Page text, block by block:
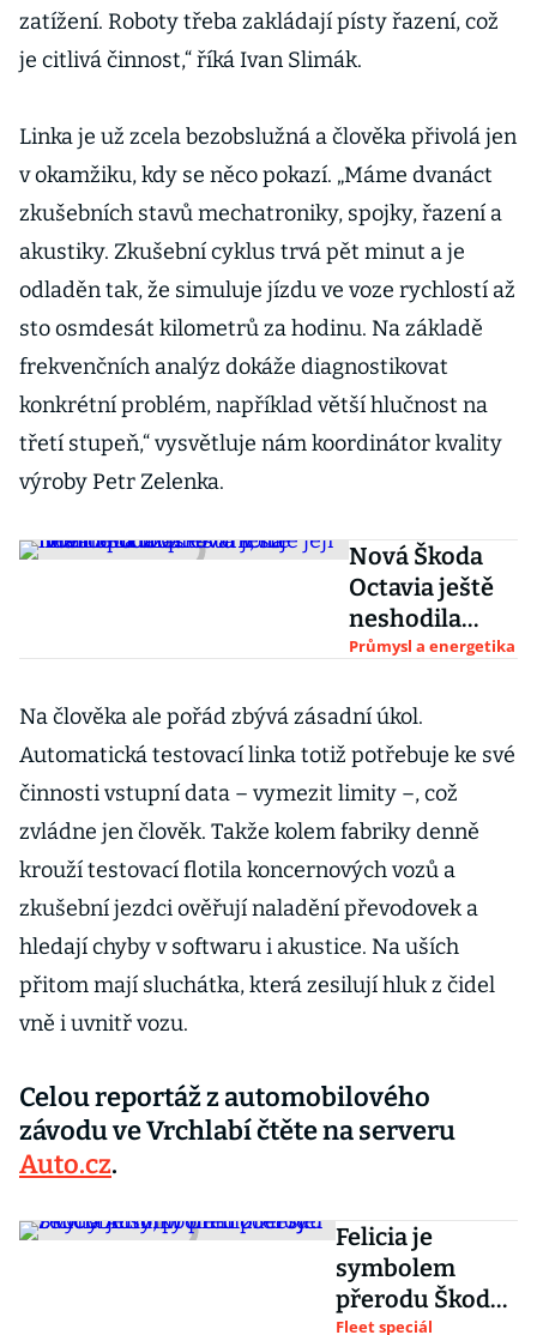
zatížení. Roboty třeba zakládají písty řazení, což
je citlivá činnost,“ říká Ivan Slimák.
Linka je už zcela bezobslužná a člověka přivolá jen
v okamžiku, kdy se něco pokazí. „Máme dvanáct
zkušebních stavů mechatroniky, spojky, řazení a
akustiky. Zkušební cyklus trvá pět minut a je
odladěn tak, že simuluje jízdu ve voze rychlostí až
sto osmdesát kilometrů za hodinu. Na základě
frekvenčních analýz dokáže diagnostikovat
konkrétní problém, například větší hlučnost na
třetí stupeň,“ vysvětluje nám koordinátor kvality
výroby Petr Zelenka.
Nová Škoda
Octavia ještě
neshodila
maskování, na
přesto koluje
její finální
podoba
Průmysl a energetika
Na člověka ale pořád zbývá zásadní úkol.
Automatická testovací linka totiž potřebuje ke své
činnosti vstupní data – vymezit limity –, což
zvládne jen člověk. Takže kolem fabriky denně
krouží testovací flotila koncernových vozů a
zkušební jezdci ověřují naladění převodovek a
hledají chyby v softwaru i akustice. Na uších
přitom mají sluchátka, která zesilují hluk z čidel
vně i uvnitř vozu.
Celou reportáž z automobilového
závodu ve Vrchlabí čtěte na serveru
Auto.cz.
Felicia je
symbolem
přerodu Škody
Fleet speciál